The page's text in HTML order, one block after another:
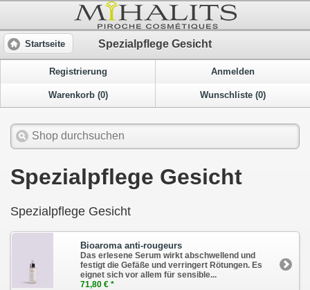
Startseite Spezialpflege Gesicht
Registrierung Anmelden
Warenkorb (0) Wunschliste (0)
Spezialpflege Gesicht
Spezialpflege Gesicht
Bioaroma anti-rougeurs
Das erlesene Serum wirkt abschwellend und
festigt die Gefäße und verringert Rötungen. Es
eignet sich vor allem für sensible...
71,80 € *